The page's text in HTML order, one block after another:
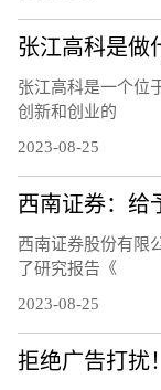
张江高科是做
张江高科是一个位
创新和创业的
2023-08-25
西南证券股份有限
了研究报告《
2023-08-25